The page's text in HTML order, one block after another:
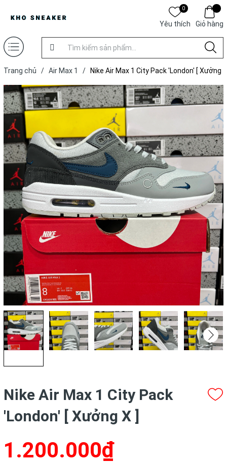
0
Yêu thích Giỏ hàng
Trang chủ / Air Max 1 /
Nike Air Max 1 City Pack 'London' [ Xưởng
Nike Air Max 1 City Pack
'London' [ Xưởng X ]
1.200.000₫